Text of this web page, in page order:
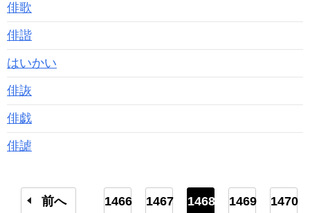
俳歌
俳諧
はいかい
俳詼
俳戯
俳謔
前へ 1466 1467 1468 1469
1470